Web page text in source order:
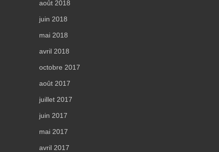
août 2018
juin 2018
mai 2018
avril 2018
octobre 2017
août 2017
juillet 2017
juin 2017
mai 2017
avril 2017